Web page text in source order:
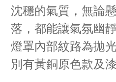
沈穩的氣質，無論
落，都能讓氣氛幽靜
燈罩內部紋路為拋
別有黃銅原色款及漆